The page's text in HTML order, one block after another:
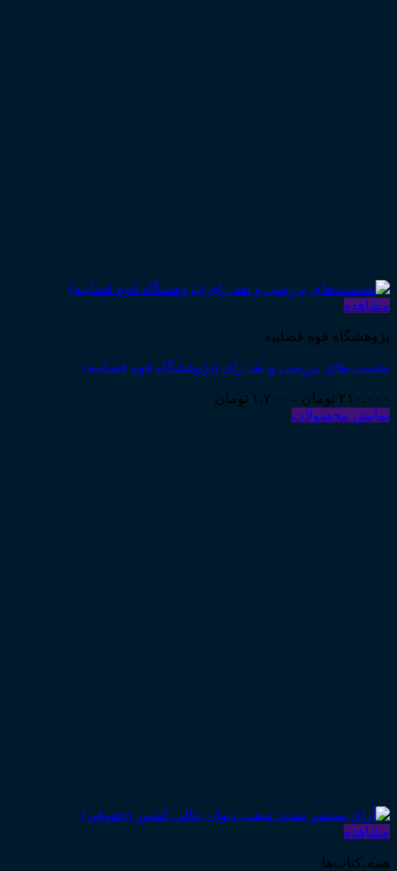
مشاهده
پژوهشگاه قوه قضاییه
نشست‌های بررسی و نقد رای (پژوهشگاه قوه قضاییه)
۲۱۰,۰۰۰ تومان – ۱,۷۰۰ تومان
نمایش محصولات
مشاهده
همه‌ـ‌کتاب‌ها